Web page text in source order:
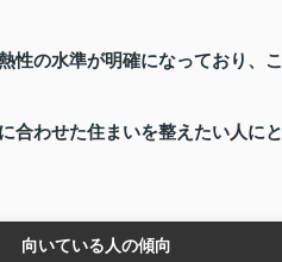
性の水準が明確になっており、こ
合わせた住まいを整えたい人にと
向いている人の傾向